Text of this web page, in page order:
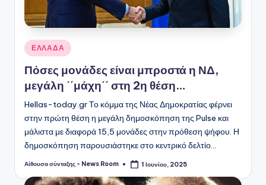
Αναρτήθηκε
σε
ΕΛΛΑΔΑ
Πόσες μονάδες είναι μπροστά η ΝΔ,
μεγάλη ΄΄μάχη΄΄ στη 2η θέση…
Hellas-today.gr Το κόμμα της Νέας Δημοκρατίας φέρνει
στην πρώτη θέση η μεγάλη δημοσκόπηση της Pulse και
μάλιστα με διαφορά 15,5 μονάδες στην πρόθεση ψήφου. Η
δημοσκόπηση παρουσιάστηκε στο κεντρικό δελτίο…
Συγγραφέας:
Αίθουσα σύνταξης - News Room 1 Ιουνίου, 2025